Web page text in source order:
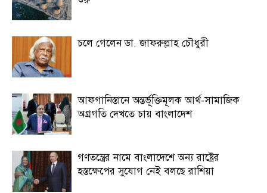
চলে গেলেন ডা. জাফরুল্লাহ চৌধুরী
আফগানিস্তানে অন্তর্ভূক্তিমূলক আর্থ-সামাজিক
অগ্রগতি দেখতে চায় বাংলাদেশ
গণতন্ত্রের নামে বাংলাদেশে অন্য রাষ্ট্রের
হস্তক্ষেপের সুযোগ নেই বলছে রাশিয়া